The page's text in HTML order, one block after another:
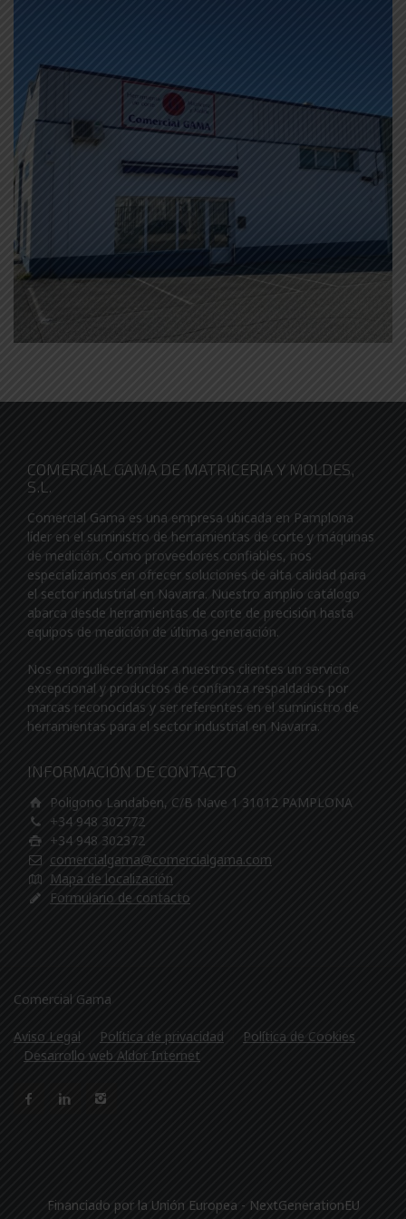
COMERCIAL GAMA DE MATRICERIA Y MOLDES,
S.L.
Comercial Gama es una empresa ubicada en Pamplona
líder en el suministro de herramientas de corte y máquinas
de medición. Como proveedores confiables, nos
especializamos en ofrecer soluciones de alta calidad para
el sector industrial en Navarra. Nuestro amplio catálogo
abarca desde herramientas de corte de precisión hasta
equipos de medición de última generación.
Nos enorgullece brindar a nuestros clientes un servicio
excepcional y productos de confianza respaldados por
marcas reconocidas y ser referentes en el suministro de
herramientas para el sector industrial en Navarra.
INFORMACIÓN DE CONTACTO
Poligono Landaben, C/B Nave 1 31012 PAMPLONA
+34 948 302772
+34 948 302372
comercialgama@comercialgama.com
Mapa de localización
Formulario de contacto
Comercial Gama
Aviso Legal Política de privacidad
Política de Cookies
Desarrollo web Aldor Internet
Financiado por la Unión Europea - NextGenerationEU